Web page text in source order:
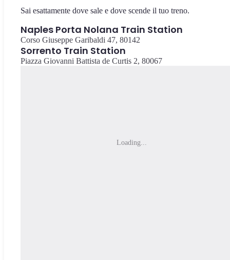
Sai esattamente dove sale e dove scende il tuo treno.
Naples Porta Nolana Train Station
Corso Giuseppe Garibaldi 47, 80142
Sorrento Train Station
Piazza Giovanni Battista de Curtis 2, 80067
Loading...